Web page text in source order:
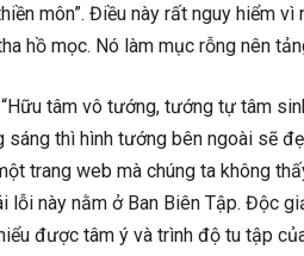
môn”. Điều này rất nguy hiểm
hồ mọc. Nó làm mục rỗng nên
tâm vô tướng, tướng tự tâm
thì hình tướng bên ngoài sẽ
trang web mà chúng ta không
lỗi này nằm ở Ban Biên Tập. Độc
được tâm ý và trình độ tu tập